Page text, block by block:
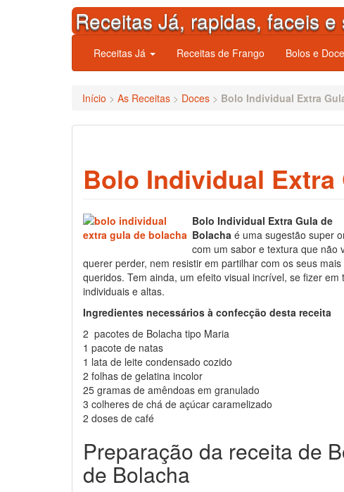
Receitas Já, rapidas, faceis e
Receitas Já Receitas de Frango Bolos e
Início > As Receitas > Doces > Bolo Individual Extra
Bolo Individual Extra
Bolo Individual Extra Gula de
Bolacha é uma sugestão super
com um sabor e textura que não
querer perder, nem resistir em partilhar com os seus mais
queridos. Tem ainda, um efeito visual incrível, se fizer em
individuais e altas.
Ingredientes necessários à confecção desta receita
2 pacotes de Bolacha tipo Maria
1 pacote de natas
1 lata de leite condensado cozido
2 folhas de gelatina incolor
25 gramas de amêndoas em granulado
3 colheres de chá de açúcar caramelizado
2 doses de café
Preparação da receita de
de Bolacha